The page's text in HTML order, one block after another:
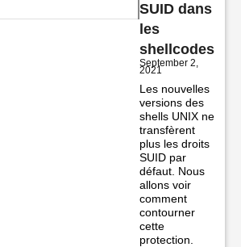
SUID dans
les
shellcodes
September 2,
2021
Les nouvelles
versions des
shells UNIX ne
transfèrent
plus les droits
SUID par
défaut. Nous
allons voir
comment
contourner
cette
protection.